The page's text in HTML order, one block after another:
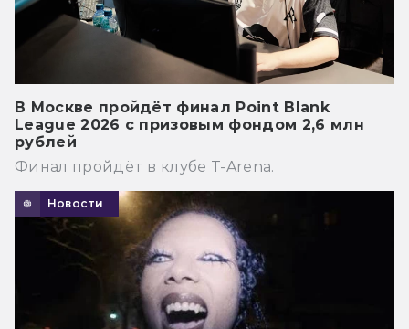
В Москве пройдёт финал Point Blank
League 2026 с призовым фондом 2,6 млн
рублей
Финал пройдёт в клубе T-Arena.
Новости